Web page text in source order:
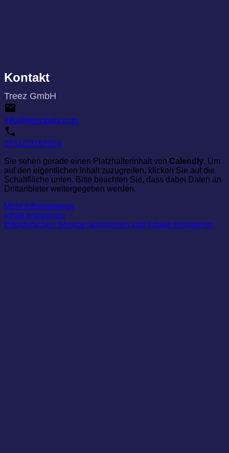
Kontakt
Treez GmbH
info@treeztools.com
0151/23157154
Sie sehen gerade einen Platzhalterinhalt von Calendly. Um
auf den eigentlichen Inhalt zuzugreifen, klicken Sie auf die
Schaltfläche unten. Bitte beachten Sie, dass dabei Daten an
Drittanbieter weitergegeben werden.
Mehr Informationen
Inhalt entsperren
Erforderlichen Service akzeptieren und Inhalte entsperren